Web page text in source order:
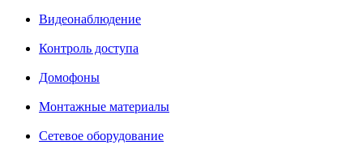
Видеонаблюдение
Контроль доступа
Домофоны
Монтажные материалы
Сетевое оборудование